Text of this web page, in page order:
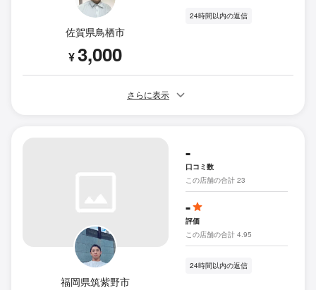
佐賀県鳥栖市
¥3,000
24時間以内の返信
さらに表示
福岡県筑紫野市
-
口コミ数
この店舗の合計 23
-
評価
この店舗の合計 4.95
24時間以内の返信